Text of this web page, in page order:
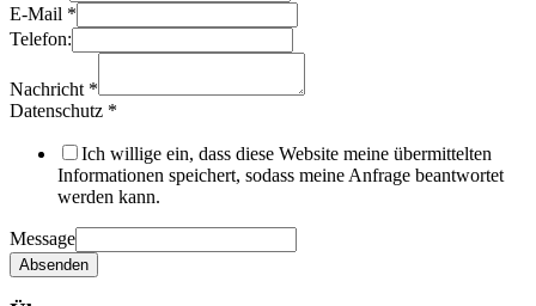
E-Mail *
Telefon:
Nachricht *
Datenschutz *
Ich willige ein, dass diese Website meine übermittelten
Informationen speichert, sodass meine Anfrage beantwortet
werden kann.
Message
Absenden